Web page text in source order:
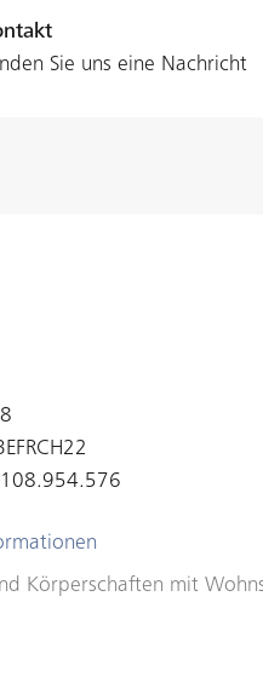
Sie uns eine Nachricht
108.954.576
Körperschaften mit